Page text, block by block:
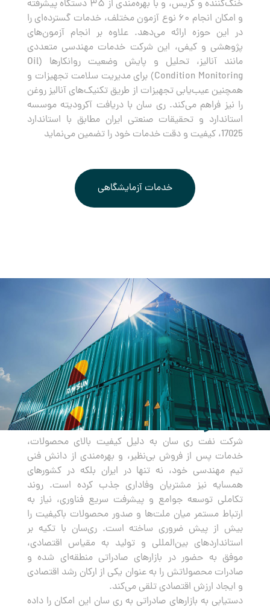
خنک‌کننده و گریس، و با بهره‌مندی از ۳۵ دستگاه پیشرفته
و امکان انجام ۶۰ نوع آزمون مختلف، خدمات گسترده‌ای را
در این حوزه ارائه می‌دهد. علاوه بر انجام آزمون‌های
پژوهشی و کیفی، این شرکت خدمات مهندسی متعددی
مانند آنالیز، تحلیل و پایش وضعیت روانکارها (Oil
Condition Monitoring) برای مدیریت سلامت تجهیزات و
همچنین عیب‌یابی تجهیزات از طریق تکنیک‌های آنالیز روغن
را نیز فراهم می‌کند. ری سان با دریافت آکرودیته موسسه
استاندارد و تحقیقات صنعتی ایران مطابق با استاندارد
17025، کیفیت و دقت خدمات خود را تضمین می‌نماید
خدمات آزمایشگاهی
صادرات
شرکت نفت ری سان به دلیل کیفیت بالای محصولات،
خدمات پس از فروش بی‌نظیر، و بهره‌مندی از دانش فنی
تیم مهندسی خود، نه تنها در ایران بلکه در کشورهای
همسایه نیز مشتریان وفاداری جذب کرده است. روند
تکاملی توسعه جوامع و پیشرفت سریع فناوری، نیاز به
ارتباط مستمر میان ملت‌ها و صدور محصولات باکیفیت را
بیش از پیش ضروری ساخته است. ری‌سان با تکیه بر
استانداردهای بین‌المللی و تولید به مقیاس اقتصادی،
موفق به حضور در بازارهای صادراتی منطقه‌ای شده و
صادرات محصولاتش را به عنوان یکی از ارکان رشد اقتصادی
و ایجاد ارزش اقتصادی تلقی می‌کند.
دستیابی به بازارهای صادراتی به ری سان این امکان را داده